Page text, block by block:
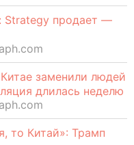
Strategy продает —
заменили людей
длилась неделю
то Китай»: Трамп